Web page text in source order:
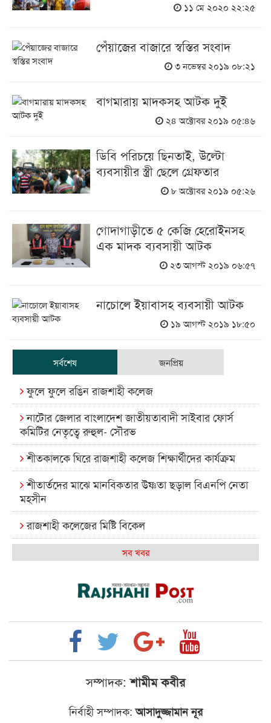
১১ মে ২০২০ ২২:২৫
পেঁয়াজের বাজারে স্বস্তির সংবাদ
৩ নভেম্বর ২০১৯ ০৮:২১
বাগমারায় মাদকসহ আটক দুই
২৪ অক্টোবর ২০১৯ ০৫:৪৬
ডিবি পরিচয়ে ছিনতাই, উল্টো
ব্যবসায়ীর স্ত্রী ছেলে গ্রেফতার
৮ অক্টোবর ২০১৯ ০৫:২৬
গোদাগাড়ীতে ৫ কেজি হেরোইনসহ
এক মাদক ব্যবসায়ী আটক
২৩ আগস্ট ২০১৯ ০৬:৫৭
নাচোলে ইয়াবাসহ ব্যবসায়ী আটক
১৯ আগস্ট ২০১৯ ১৮:৫০
সর্বশেষ জনপ্রিয়
ফুলে ফুলে রঙিন রাজশাহী কলেজ
নাটোর জেলার বাংলাদেশ জাতীয়তাবাদী সাইবার ফোর্স
কমিটির নেতৃত্বে রুহুল- সৌরভ
শীতকালকে ঘিরে রাজশাহী কলেজ শিক্ষার্থীদের কার্যক্রম
শীতার্তদের মাঝে মানবিকতার উষ্ণতা ছড়াল বিএনপি নেতা
মহসীন
রাজশাহী কলেজের মিষ্টি বিকেল
কেমন আছে আমাদের দেশের মধ্যবিত্তরা
রাজশাইন একাডেমির ফল প্রকাশ ও পুরস্কার বিতরণ
রাজশাহী কলেজের শিক্ষার্থী শাখাওয়াত পেলেন স্টার
এক্সিলেন্স অ্যাওয়ার্ড
বিশ্ব নদী বিবস উপলক্ষে নদী সুরক্ষায় নাওযাত্রা
সব খবর
সম্পাদক: শামীম কবীর
নির্বাহী সম্পাদক:আসাদুজ্জামান নূর